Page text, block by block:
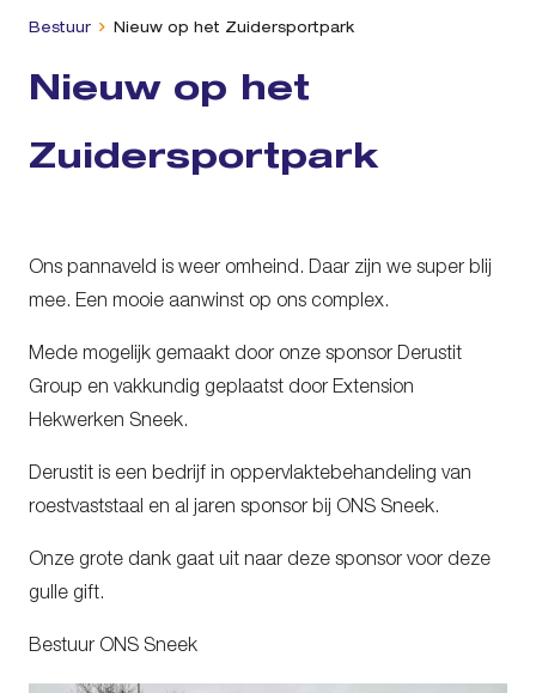
Bestuur Nieuw op het Zuidersportpark
Nieuw op het
Zuidersportpark
Ons pannaveld is weer omheind. Daar zijn we super blij
mee. Een mooie aanwinst op ons complex.
Mede mogelijk gemaakt door onze sponsor Derustit
Group en vakkundig geplaatst door Extension
Hekwerken Sneek.
Derustit is een bedrijf in oppervlaktebehandeling van
roestvaststaal en al jaren sponsor bij ONS Sneek.
Onze grote dank gaat uit naar deze sponsor voor deze
gulle gift.
Bestuur ONS Sneek